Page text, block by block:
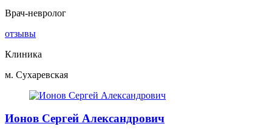
Врач-невролог
отзывы
Клиника
м. Сухаревская
Ионов Сергей Александрович